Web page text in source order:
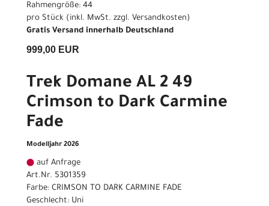
Rahmengröße: 44
pro Stück (inkl. MwSt. zzgl. Versandkosten)
Gratis Versand innerhalb Deutschland
999,00 EUR
Trek Domane AL 2 49
Crimson to Dark Carmine
Fade
Modelljahr 2026
auf Anfrage
Art.Nr. 5301359
Farbe: CRIMSON TO DARK CARMINE FADE
Geschlecht: Uni